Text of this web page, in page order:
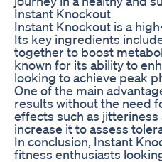
Instant Knockout
Instant Knockout is a
Its key ingredients
together to boost
known for its ability to
looking to achieve peak
One of the main
results without the need
effects such as
increase it to assess
In conclusion, Instant
fitness enthusiasts